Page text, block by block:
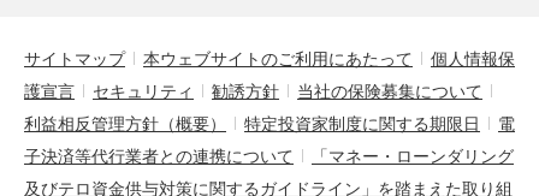
サイトマップ 本ウェブサイトのご利用にあたって
個人情報保
護宣言
セキュリティ 勧誘方針
当社の保険募集について
利益相反管理方針（概要）
特定投資家制度に関する期限日
電
子決済等代行業者との連携について
「マネー・ローンダリング
及びテロ資金供与対策に関するガイドライン」を踏まえた取り組